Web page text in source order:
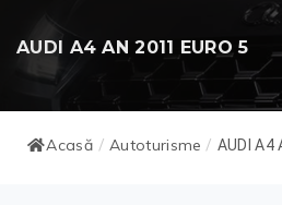
AUDI A4 AN 2011 EURO 5
Acasă / Autoturisme / AUDI A4